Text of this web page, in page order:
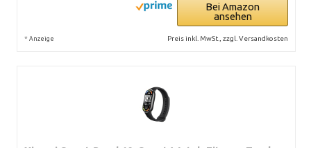
Bei Amazon
ansehen
* Anzeige Preis inkl. MwSt., zzgl. Versandkosten